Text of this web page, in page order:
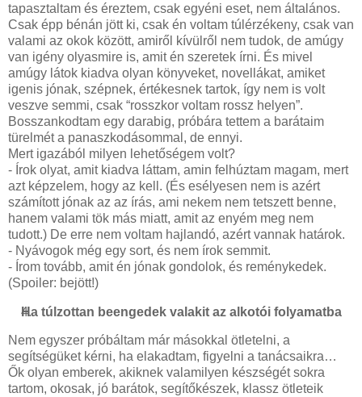
tapasztaltam és éreztem, csak egyéni eset, nem általános.
Csak épp bénán jött ki, csak én voltam túlérzékeny, csak van
valami az okok között, amiről kívülről nem tudok, de amúgy
van igény olyasmire is, amit én szeretek írni. És mivel
amúgy látok kiadva olyan könyveket, novellákat, amiket
igenis jónak, szépnek, értékesnek tartok, így nem is volt
veszve semmi, csak “rosszkor voltam rossz helyen”.
Bosszankodtam egy darabig, próbára tettem a barátaim
türelmét a panaszkodásommal, de ennyi.
Mert igazából milyen lehetőségem volt?
- Írok olyat, amit kiadva láttam, amin felhúztam magam, mert
azt képzelem, hogy az kell. (És esélyesen nem is azért
számított jónak az az írás, ami nekem nem tetszett benne,
hanem valami tök más miatt, amit az enyém meg nem
tudott.) De erre nem voltam hajlandó, azért vannak határok.
- Nyávogok még egy sort, és nem írok semmit.
- Írom tovább, amit én jónak gondolok, és reménykedek.
(Spoiler: bejött!)
Ha túlzottan beengedek valakit az alkotói folyamatba
Nem egyszer próbáltam már másokkal ötletelni, a
segítségüket kérni, ha elakadtam, figyelni a tanácsaikra…
Ők olyan emberek, akiknek valamilyen készségét sokra
tartom, okosak, jó barátok, segítőkészek, klassz ötleteik